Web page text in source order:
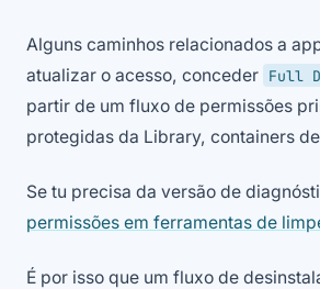
Alguns caminhos relacionados a
atualizar o acesso, conceder Full
partir de um fluxo de permissões
protegidas da Library, containers
Se tu precisa da versão de
permissões em ferramentas de
É por isso que um fluxo de